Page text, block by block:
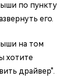
по пункту
его.
на том
хотите
драйвер".